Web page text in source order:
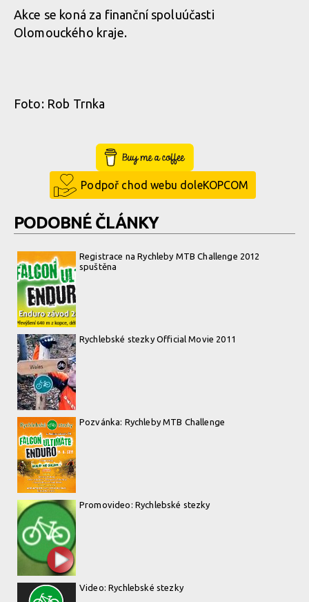
Akce se koná za finanční spoluúčasti
Olomouckého kraje.
Foto: Rob Trnka
Buy Me a Coffee
Podpoř chod webu doleKOPCOM
PODOBNÉ ČLÁNKY
Registrace na Rychleby MTB Challenge 2012
spuštěna
Rychlebské stezky Official Movie 2011
Pozvánka: Rychleby MTB Challenge
Promovideo: Rychlebské stezky
Video: Rychlebské stezky